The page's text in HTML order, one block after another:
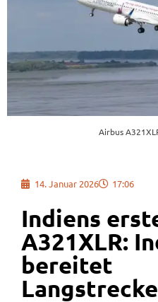
Airbus
14. Januar 2026 17:06
Indiens
A321XLR:
bereitet